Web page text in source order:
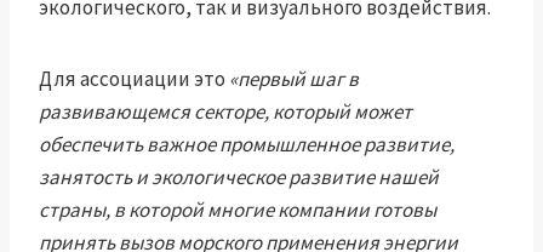
экологического, так и визуального воздействия.
Для ассоциации это «первый шаг в
развивающемся секторе, который может
обеспечить важное промышленное развитие,
занятость и экологическое развитие нашей
страны, в которой многие компании готовы
принять вызов морского применения энергии